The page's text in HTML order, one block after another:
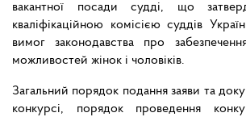
вакантної посади судді, що
кваліфікаційною комісією суддів
вимог законодавства про
можливостей жінок і чоловіків.
Загальний порядок подання заяви та
конкурсі, порядок проведення